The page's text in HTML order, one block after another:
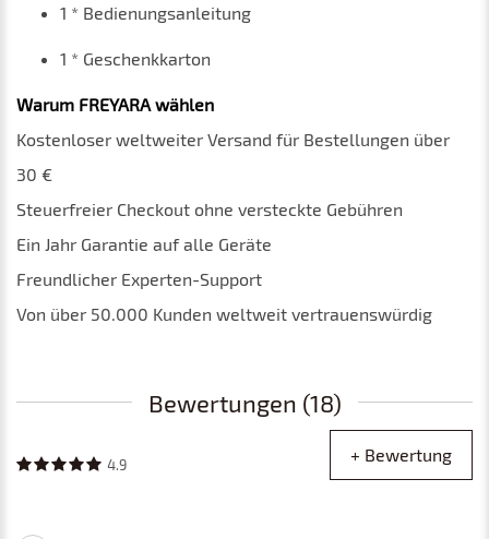
1 * Bedienungsanleitung
1 * Geschenkkarton
Warum FREYARA wählen
Kostenloser weltweiter Versand für Bestellungen über
30 €
Steuerfreier Checkout ohne versteckte Gebühren
Ein Jahr Garantie auf alle Geräte
Freundlicher Experten-Support
Von über 50.000 Kunden weltweit vertrauenswürdig
Bewertungen (18)
4.9 + Bewertung